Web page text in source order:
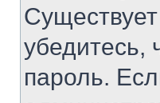
убедитесь,
пароль.